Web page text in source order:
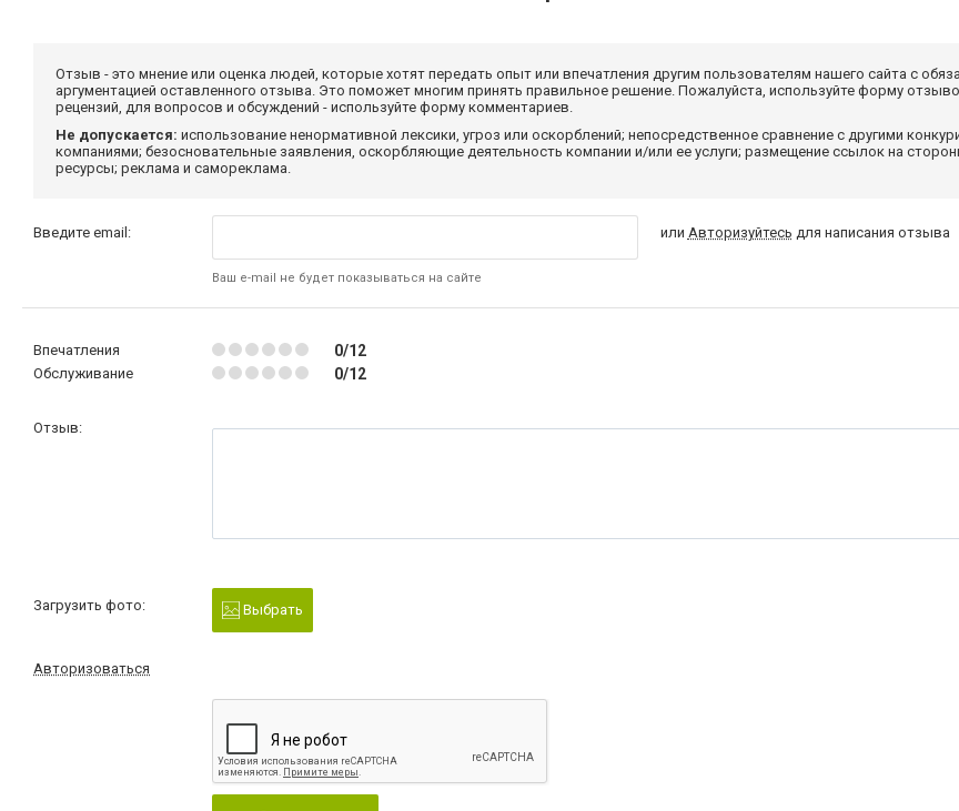
Отзыв - это мнение или оценка людей, которые хотят передать опыт или впечатления другим пользователям нашего сайта с
аргументацией оставленного отзыва. Это поможет многим принять правильное решение. Пожалуйста, используйте форму
рецензий, для вопросов и обсуждений - используйте форму комментариев.
Не допускается: использование ненормативной лексики, угроз или оскорблений; непосредственное сравнение с другими
компаниями; безосновательные заявления, оскорбляющие деятельность компании и/или ее услуги; размещение ссылок на
ресурсы; реклама и самореклама.
Введите email:
Ваш e-mail не будет показываться на сайте
или Авторизуйтесь для написания отзыва
Впечатления 0/12
Обслуживание 0/12
Отзыв:
Загрузить фото: Выбрать
Авторизоваться